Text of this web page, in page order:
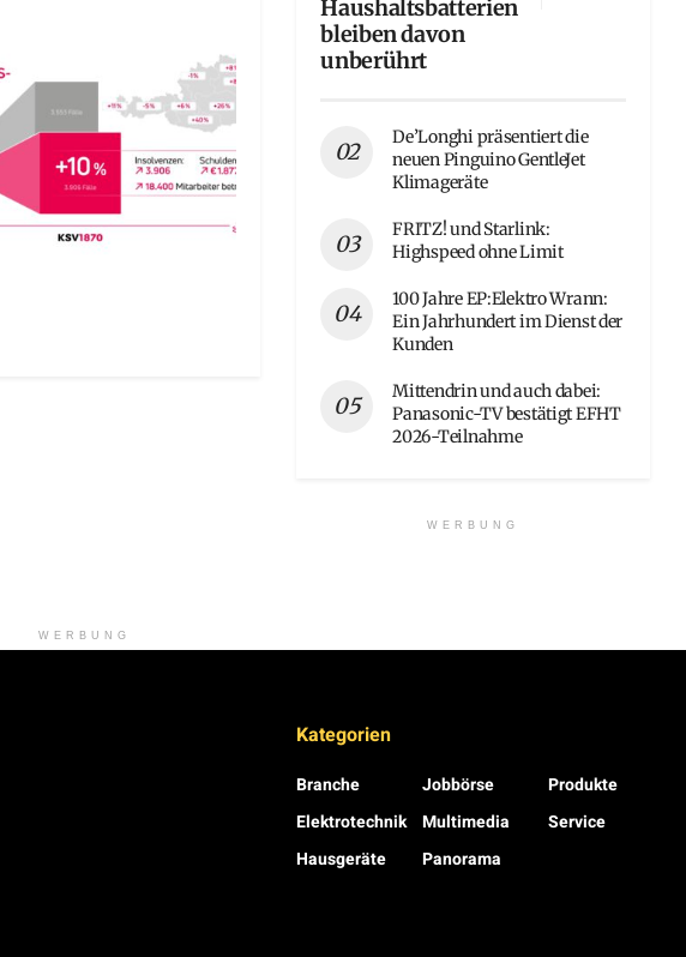
Haushaltsbatterien
bleiben davon
unberührt
De’Longhi präsentiert die
neuen Pinguino GentleJet
Klimageräte
FRITZ! und Starlink:
Highspeed ohne Limit
100 Jahre EP:Elektro Wrann:
Ein Jahrhundert im Dienst der
Kunden
Mittendrin und auch dabei:
Panasonic-TV bestätigt EFHT
2026-Teilnahme
WERBUNG
WERBUNG
Kategorien
Branche
Elektrotechnik
Hausgeräte
Jobbörse
Multimedia
Panorama
Produkte
Service